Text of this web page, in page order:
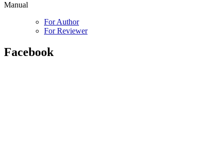
Manual
For Author
For Reviewer
Facebook